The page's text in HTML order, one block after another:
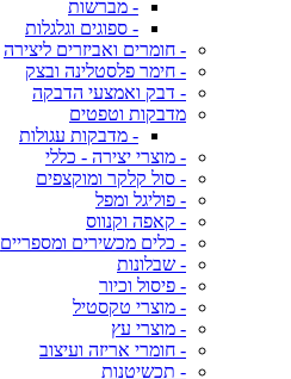
- מברשות
- ספוגים וגלגלות
- חומרים ואביזרים ליצירה
- חימר פלסטלינה ובצק
- דבק ואמצעי הדבקה
מדבקות וטפטים
- מדבקות עגולות
- מוצרי יצירה - כללי
- סול קלקר ומוקצפים
- פוליגל ומפל
- קאפה וקנווס
- כלים מכשירים ומספריים
- שבלונות
- פיסול וכיור
- מוצרי טקסטיל
- מוצרי עץ
- חומרי אריזה ועיצוב
- תכשיטנות